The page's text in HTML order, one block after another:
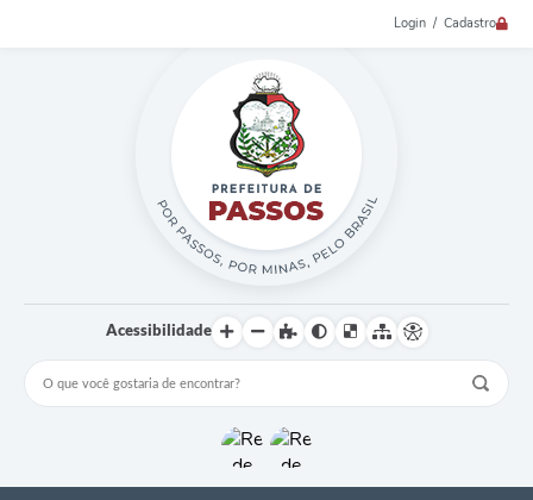
Login / Cadastro
Acessibilidade